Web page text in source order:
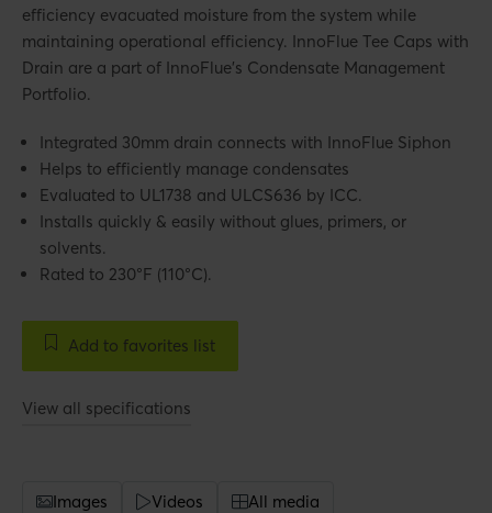
efficiency evacuated moisture from the system while
maintaining operational efficiency. InnoFlue Tee Caps with
Drain are a part of InnoFlue's Condensate Management
Portfolio.
Integrated 30mm drain connects with InnoFlue Siphon
Helps to efficiently manage condensates
Evaluated to UL1738 and ULCS636 by ICC.
Installs quickly & easily without glues, primers, or
solvents.
Rated to 230°F (110°C).
Add to favorites list
View all specifications
Images Videos All media